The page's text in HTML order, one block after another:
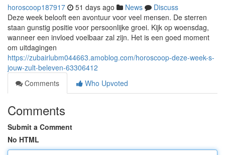
horoscoop187917 51 days ago News
Discuss
Deze week belooft een avontuur voor veel mensen. De sterren
staan gunstig positie voor persoonlijke groei. Kijk op woensdag,
wanneer een invloed voelbaar zal zijn. Het is een goed moment
om uitdagingen
https://zubairlubm044663.amoblog.com/horoscoop-deze-week-s-
jouw-zult-beleven-63306412
Comments
Who Upvoted
Comments
Submit a Comment
No HTML